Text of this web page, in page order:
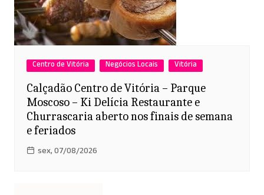
Centro de Vitória Negócios Locais Vitória
Calçadão Centro de Vitória – Parque
Moscoso – Ki Delícia Restaurante e
Churrascaria aberto nos finais de semana
e feriados
sex, 07/08/2026